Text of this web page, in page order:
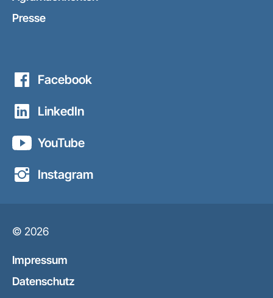
Presse
Facebook
LinkedIn
YouTube
Instagram
© 2026
Impressum
Datenschutz